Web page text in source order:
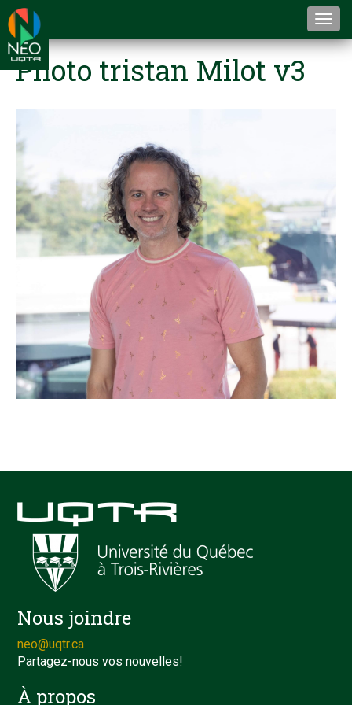
Photo tristan Milot v3
Nous joindre
neo@uqtr.ca
Partagez-nous vos nouvelles!
À propos